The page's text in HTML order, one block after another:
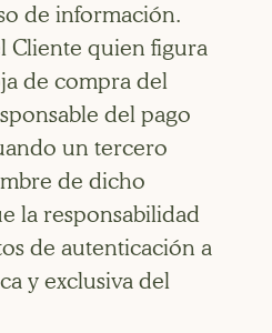
de información.
Cliente quien figura
de compra del
del pago
un tercero
de dicho
la responsabilidad
de autenticación a
y exclusiva del